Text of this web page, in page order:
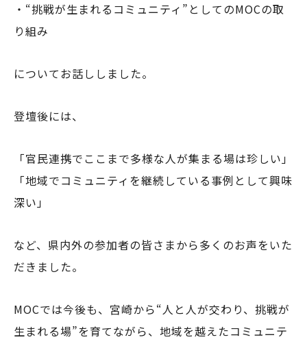
・“挑戦が生まれるコミュニティ”としてのMOCの取
り組み
についてお話ししました。
登壇後には、
「官民連携でここまで多様な人が集まる場は珍しい」
「地域でコミュニティを継続している事例として興味
深い」
など、県内外の参加者の皆さまから多くのお声をいた
だきました。
MOCでは今後も、宮崎から“人と人が交わり、挑戦が
生まれる場”を育てながら、地域を越えたコミュニテ